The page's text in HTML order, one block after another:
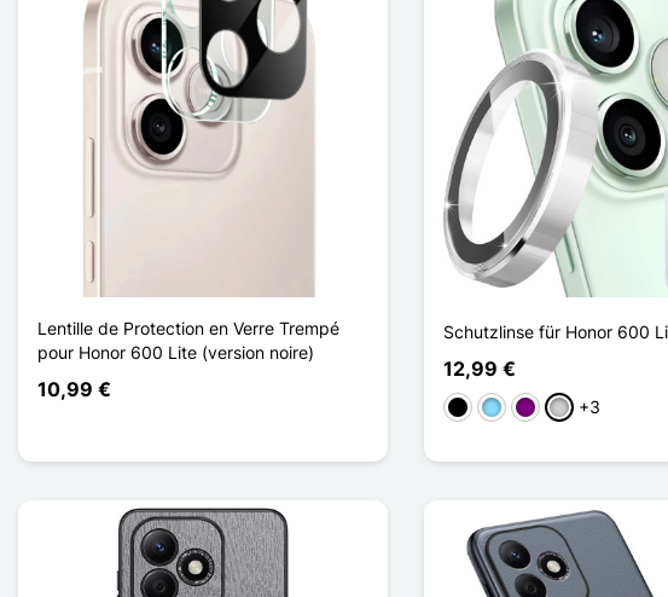
Lentille de Protection en Verre Trempé
pour Honor 600 Lite (version noire)
10,99 €
Schutzlinse für Honor 600
12,99 €
Schwarz
HellblauViolettSilber
+3